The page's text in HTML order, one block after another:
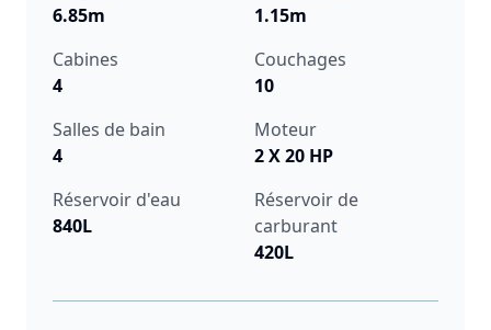
6.85m
1.15m
Cabines
4
Couchages
10
Salles de bain
4
Moteur
2 X 20 HP
Réservoir d'eau
840L
Réservoir de
carburant
420L